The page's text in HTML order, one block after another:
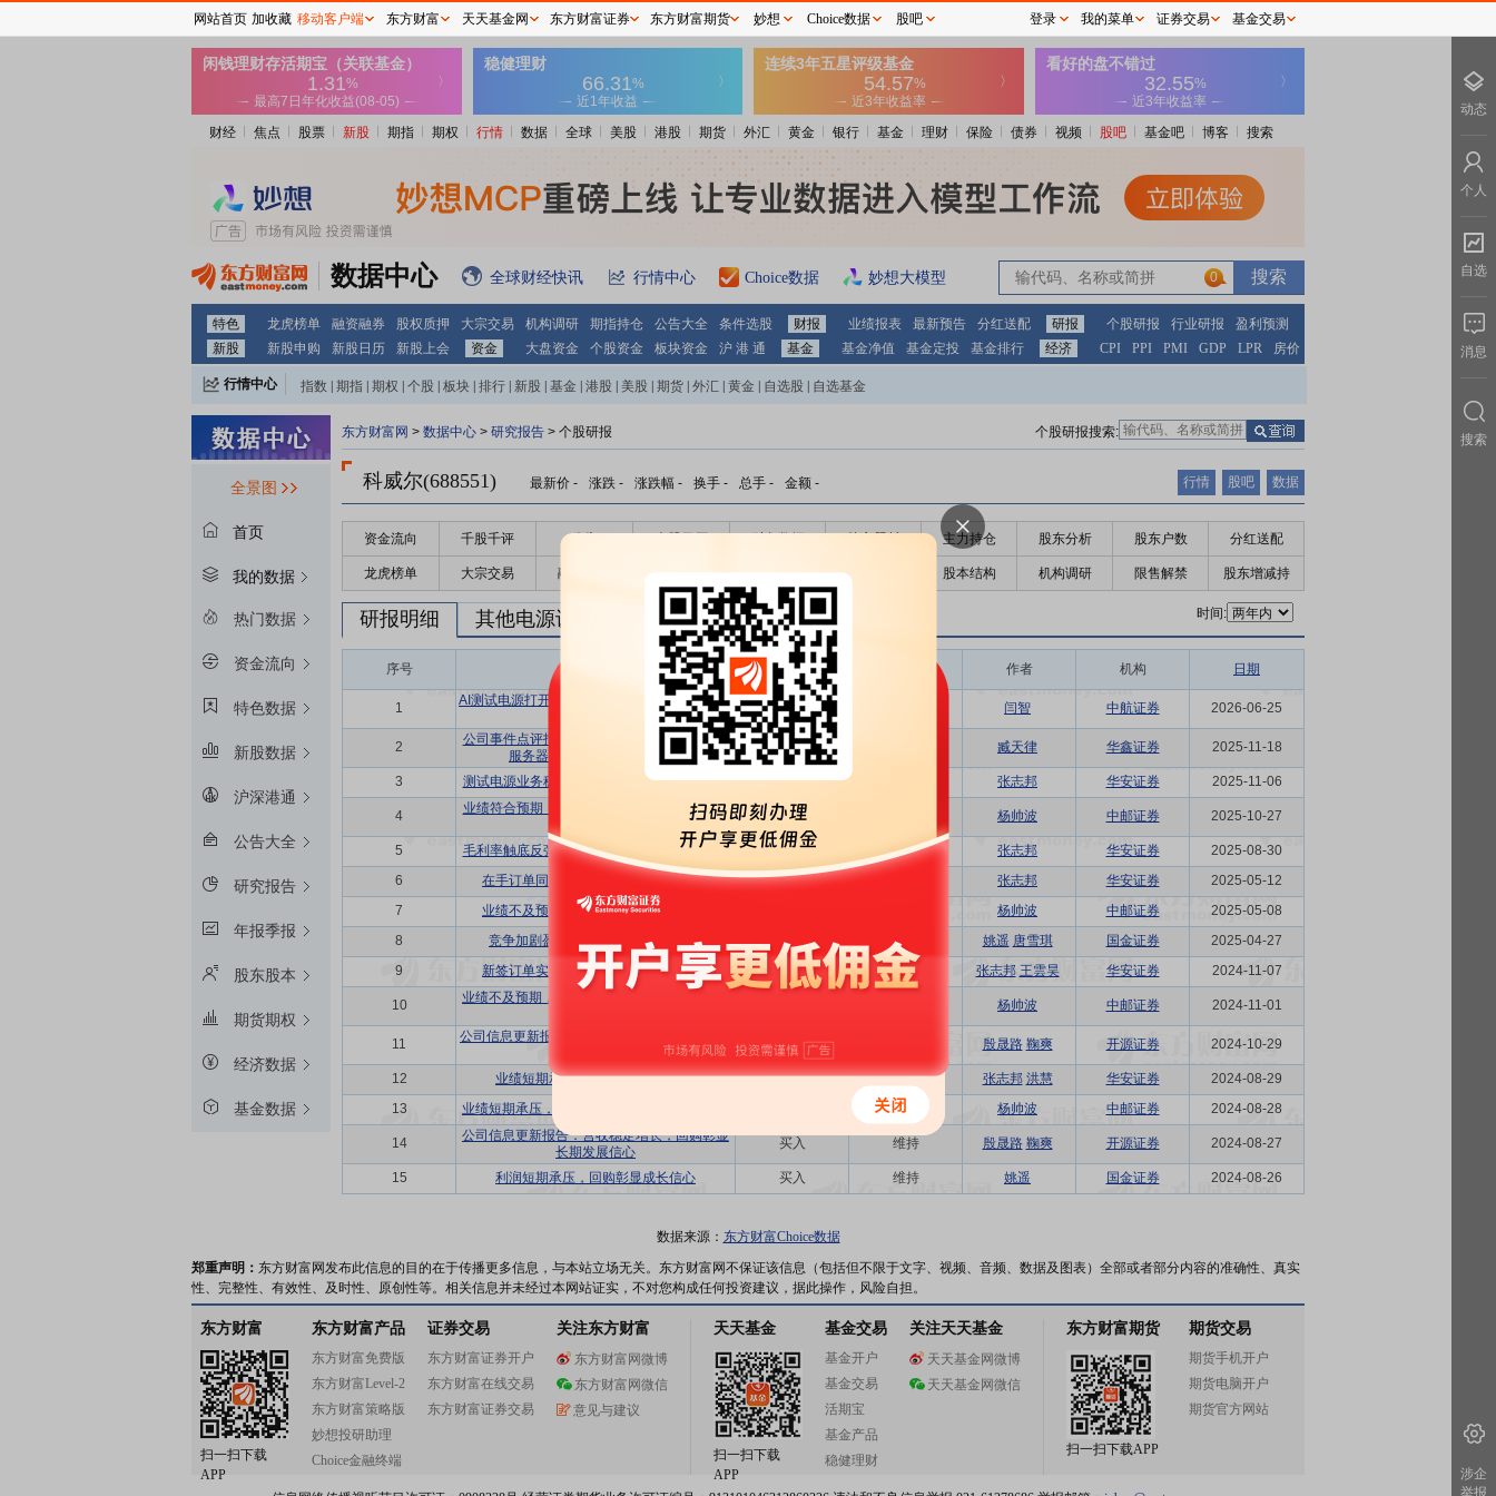
财经 焦点 股票 新股 期指 期权 行情 数据 全球 美股 港股 期货 外汇 黄金 银行 基金 理财 保险 债券 视频 股吧 基金吧 博客 搜索
数据中心 全球财经快讯 行情中心 Choice数据 妙想大模型 0
特色 龙虎榜单 融资融券 股权质押 大宗交易 机构调研 期指持仓 公告大全 条件选股 财报 业绩报表 最新预告 分红送配 研报 个股研报 行业研报
盈利预测
新股
新股申购 新股日历 新股上会 资金 大盘资金 个股资金 板块资金 沪 港 通 基金 基金净值 基金定投 基金排行 经济 CPI PPI PMI GDP LPR 房价
行情中心 指数 期指 期权 个股 板块 排行 新股 基金 港股 美股 期货 外汇 黄金 自选股 自选基金
全景图
首页
我的数据
热门数据
资金流向
特色数据
新股数据
沪深港通
公告大全
研究报告
年报季报
股东股本
期货期权
经济数据
基金数据
东方财富网 > 数据中心 > 研究报告 > 个股研报 个股研报搜索:
科威尔(688551) 最新价 - 涨跌 - 涨跌幅 - 换手 - 总手 - 金额 - 行情 股吧 数据
资金流向 千股千评 主力持仓 股东分析 股东户数 分红送配
龙虎榜单 大宗交易 融资融券 高管持股 股东大会 个股研报 股本结构 机构调研 限售解禁 股东增减持
时间:
研报明细 其他电源设备Ⅱ研报 其他电源设备Ⅱ盈利预测
序号
东财
评级
作者 机构 日期
1
AI测试电源打开新空间，主业修复+激励落地共
买入 闫智 中航证券 2026-06-25
2
公司事件点评报告：电源业务增长超预期，AI
服务器打开测试电源需求空间
买入 臧天律 华鑫证券 2025-11-18
3 测试电源业务稳健增长，AI服务器打开新空间 买入 张志邦 华安证券 2025-11-06
4
业绩符合预期，看好公司在AI测试电源和氢能
产业的持续布局
增持 杨帅波 中邮证券 2025-10-27
5 毛利率触底反弹，AI电源测试打开新成长空间 买入 维持 张志邦 华安证券
2025-08-30
6
在手订单同比增长，未来增长潜力充沛 买入 张志邦 华安证券
2025-05-12
7
业绩不及预期，静待氢能产业景气回升 杨帅波 中邮证券
2025-05-08
8
竞争加剧盈利承压，在手订单仍增长 买入 维持 姚遥 唐雪琪 国金证券
2025-04-27
9
新签订单实现增长，静待氢能业务放量 买入 维持 张志邦 王雲昊 华安证券 2024-11-07
10
业绩不及预期，维持高研发，静待氢能景气提
杨帅波 中邮证券 2024-11-01
11
公司信息更新报告：销售费用持续加大，Q3业
买入 殷晟路 鞠爽 开源证券 2024-10-29
12 业绩短期承压，回购彰显公司信心 买入 维持 张志邦 洪慧 华安证券
2024-08-29
13
业绩短期承压，看好测试电源的产品结构改善 维持 杨帅波 中邮证券 2024-08-28
14
公司信息更新报告：营收稳定增长，回购彰显
长期发展信心
买入 维持 殷晟路 鞠爽 开源证券 2024-08-27
15 利润短期承压，回购彰显成长信心 买入 维持 姚遥 国金证券 2024-08-26
数据来源： 东方财富Choice数据
郑重声明： 东方财富网发布此信息的目的在于传播更多信息，与本站立场无关。东方财富网不保证该信息（包括但不限于文字、视频、音频、数据及图表）全部或者部分内容的准确性、真实
性、完整性、有效性、及时性、原创性等。相关信息并未经过本网站证实，不对您构成任何投资建议，据此操作，风险自担。
东方财富
扫一扫下载
APP
东方财富产品
东方财富免费版
东方财富Level-2
东方财富策略版
妙想投研助理
Choice金融终端
证券交易
东方财富证券开户
东方财富在线交易
东方财富证券交易
关注东方财富
东方财富网微博
东方财富网微信
意见与建议
天天基金
扫一扫下载
APP
基金交易
基金开户
基金交易
活期宝
基金产品
稳健理财
关注天天基金
天天基金网微博
天天基金网微信
东方财富期货
扫一扫下载APP
期货交易
期货手机开户
期货电脑开户
期货官方网站
网站首页 加收藏 移动客户端 东方财富 天天基金网 东方财富证券 东方财富期货 妙想 Choice数据 股吧 登录 我的菜单 证券交易 基金交易
动态
个人
自选
消息
搜索
涉企
举报